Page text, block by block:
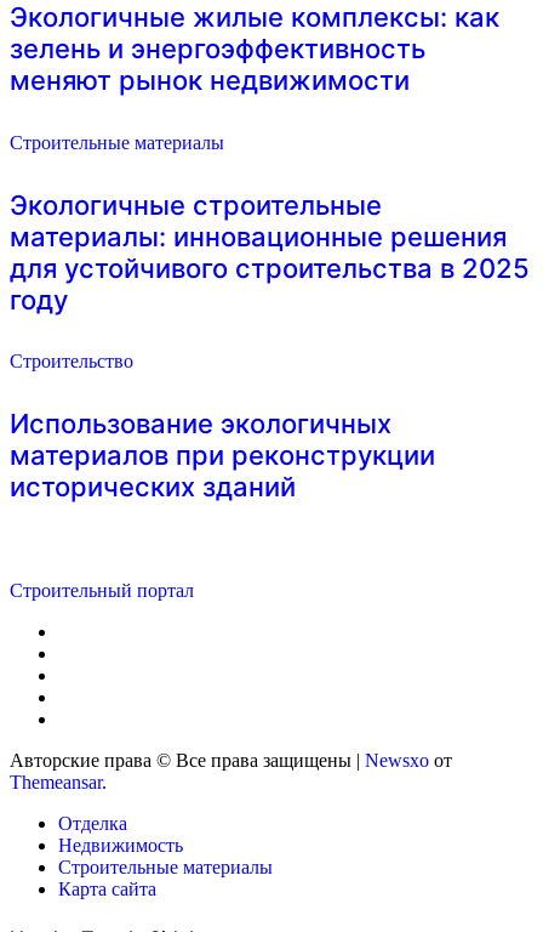
Экологичные жилые комплексы: как
зелень и энергоэффективность
меняют рынок недвижимости
Строительные материалы
Экологичные строительные
материалы: инновационные решения
для устойчивого строительства в 2025
году
Строительство
Использование экологичных
материалов при реконструкции
исторических зданий
Строительный портал
Авторские права © Все права защищены | Newsxo от
Themeansar.
Отделка
Недвижимость
Строительные материалы
Карта сайта